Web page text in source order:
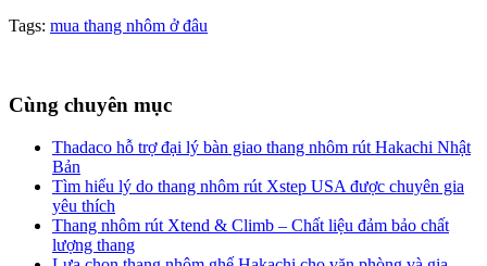
Tags: mua thang nhôm ở đâu
Cùng chuyên mục
Thadaco hỗ trợ đại lý bàn giao thang nhôm rút Hakachi Nhật
Bản
Tìm hiểu lý do thang nhôm rút Xstep USA được chuyên gia
yêu thích
Thang nhôm rút Xtend & Climb – Chất liệu đảm bảo chất
lượng thang